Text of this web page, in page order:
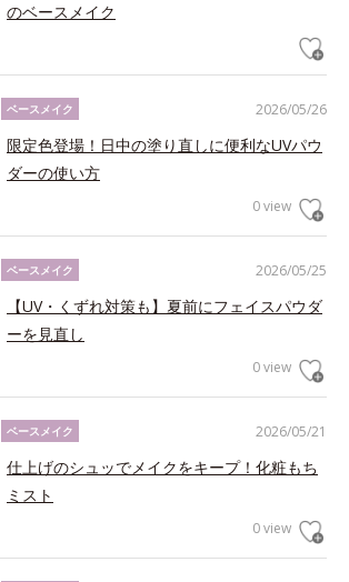
のベースメイク
2026/05/26
ベースメイク
限定色登場！日中の塗り直しに便利なUVパウ
ダーの使い方
0 view
2026/05/25
ベースメイク
【UV・くずれ対策も】夏前にフェイスパウダ
ーを見直し
0 view
2026/05/21
ベースメイク
仕上げのシュッでメイクをキープ！化粧もち
ミスト
0 view